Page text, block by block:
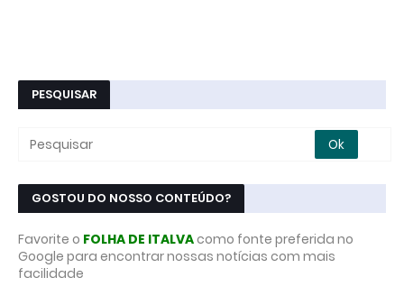
PESQUISAR
GOSTOU DO NOSSO CONTEÚDO?
Favorite o FOLHA DE ITALVAcomo fonte preferida no
Google para encontrar nossas notícias com mais
facilidade